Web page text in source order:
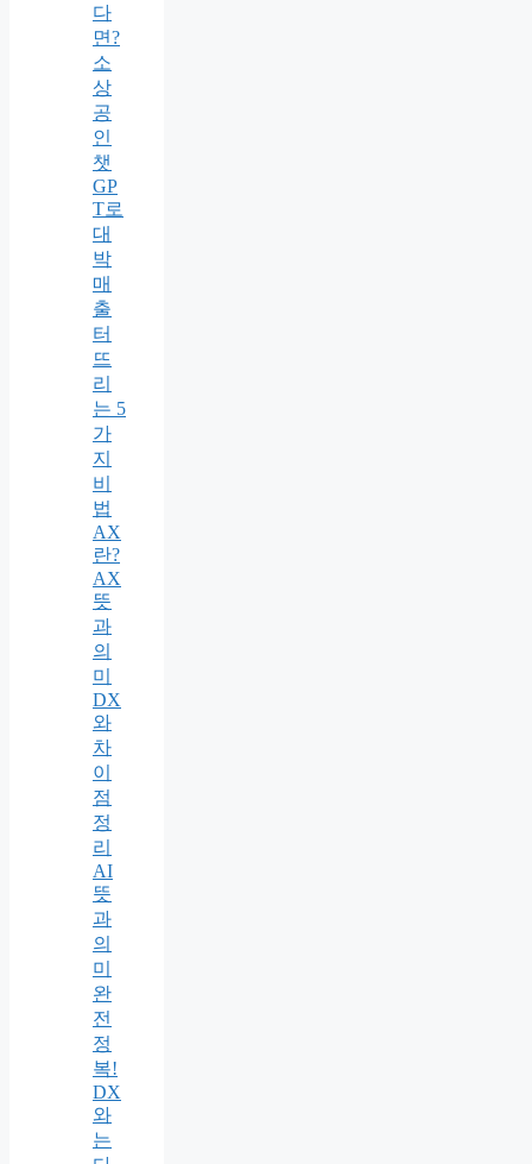
다
면?
소
상
공
인
챗
GP
T로
대
박
매
출
터
뜨
리
는 5
가
지
비
법
AX
란?
AX
뜻
과
의
미
DX
와
차
이
점
정
리
AI
뜻
과
의
미
완
전
정
복!
DX
와
는